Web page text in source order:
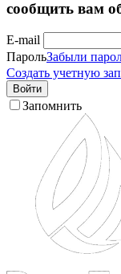
сообщить вам
E-mail
ПарольЗабыли
Создать учетную
Войти
Запомнить